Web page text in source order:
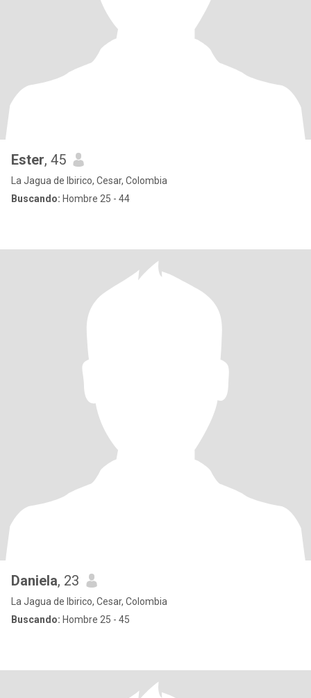
Ester, 45
La Jagua de Ibirico, Cesar, Colombia
Buscando: Hombre 25 - 44
Daniela, 23
La Jagua de Ibirico, Cesar, Colombia
Buscando: Hombre 25 - 45